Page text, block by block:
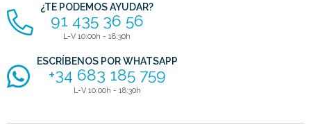
¿TE PODEMOS AYUDAR?
91 435 36 56
L-V 10:00h - 18:30h
ESCRÍBENOS POR WHATSAPP
+34 683 185 759
L-V 10:00h - 18:30h